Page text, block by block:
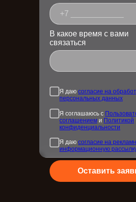
В какое время с вами
связаться
Я даю согласие на
персональных данных
Я соглашаюсь с
соглашением и Политикой
конфиденциальности
Я даю согласие на
информационную
Оставить